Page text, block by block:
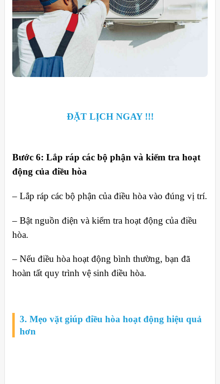
ĐẶT LỊCH NGAY !!!
Bước 6: Lắp ráp các bộ phận và kiểm tra hoạt
động của điều hòa
– Lắp ráp các bộ phận của điều hòa vào đúng vị trí.
– Bật nguồn điện và kiểm tra hoạt động của điều
hòa.
– Nếu điều hòa hoạt động bình thường, bạn đã
hoàn tất quy trình vệ sinh điều hòa.
3. Mẹo vặt giúp điều hòa hoạt động hiệu quả
hơn